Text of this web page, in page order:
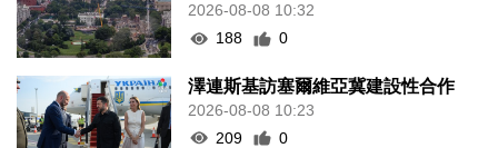
2026-08-08 10:32
188
0
澤連斯基訪塞爾維亞冀建設性合作
2026-08-08 10:23
209
0